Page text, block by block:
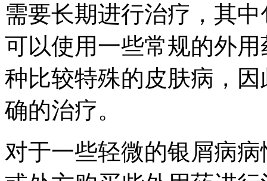
需要长期进行治疗，其
可以使用一些常规的外
种比较特殊的皮肤病，
确的治疗。
对于一些轻微的银屑病